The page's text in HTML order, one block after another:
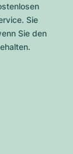
Sie
Sie den